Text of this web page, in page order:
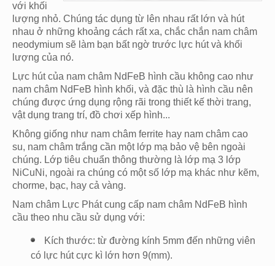
với khối
lượng nhỏ. Chúng tác dụng từ lên nhau rất lớn và hút
nhau ở những khoảng cách rất xa, chắc chắn nam châm
neodymium sẽ làm bạn bất ngờ trước lực hút và khối
lượng của nó.
Lực hút của nam châm NdFeB hình cầu không cao như
nam châm NdFeB hình khối, và đặc thù là hình cầu nên
chúng được ứng dụng rộng rãi trong thiết kế thời trang,
vật dụng trang trí, đồ chơi xếp hình...
Không giống như nam châm ferrite hay nam châm cao
su, nam châm trắng cần một lớp mạ bảo vệ bên ngoài
chúng. Lớp tiêu chuẩn thông thường là lớp mạ 3 lớp
NiCuNi, ngoài ra chúng có một số lớp mạ khác như kẽm,
chorme, bạc, hay cả vàng.
Nam châm Lực Phát cung cấp nam châm NdFeB hình
cầu theo nhu cầu sử dụng với:
Kích thước: từ đường kính 5mm đến những viên
có lực hút cực kì lớn hơn 9(mm).